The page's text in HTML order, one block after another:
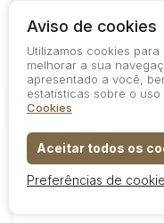
R$ 640,00
0 6 0
Aviso de cookies
Utilizamos cookies
melhorar a sua
apresentado a você,
estatísticas sobre o
Cookies
Aceitar todos os
Preferências de